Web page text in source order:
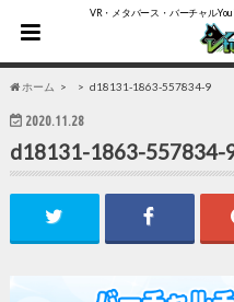
VR・メタバース・バーチャル
ホーム d18131-1863-557834-9
2020.11.28
d18131-1863-557834-